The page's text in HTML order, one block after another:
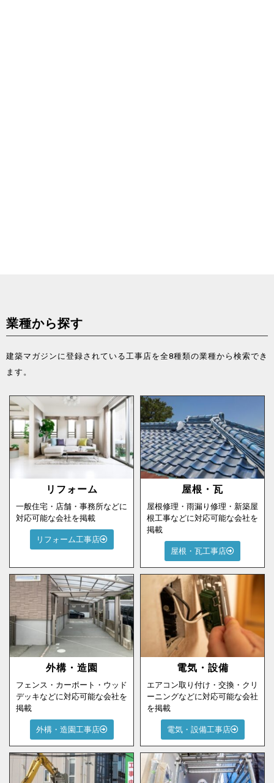
業種から探す
建築マガジンに登録されている工事店を全8種類の業種から検索でき
ます。
リフォーム
一般住宅・店舗・事務所などに
対応可能な会社を掲載
リフォーム工事店
屋根・瓦
屋根修理・雨漏り修理・新築屋
根工事などに対応可能な会社を
掲載
屋根・瓦工事店
外構・造園
フェンス・カーポート・ウッド
デッキなどに対応可能な会社を
掲載
外構・造園工事店
電気・設備
エアコン取り付け・交換・クリ
ーニングなどに対応可能な会社
を掲載
電気・設備工事店